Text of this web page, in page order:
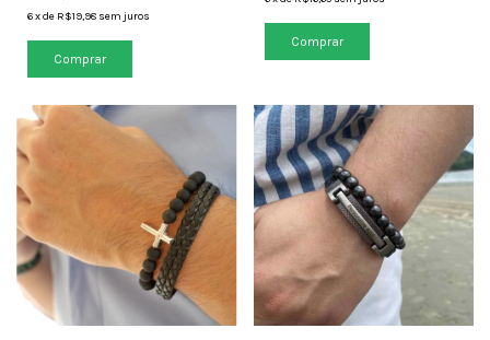
6xde R$19,98 sem juros
Comprar
Comprar